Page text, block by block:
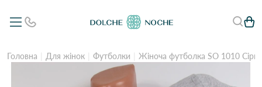
Головна Для жінок Футболки Жіноча футболка SO 1010